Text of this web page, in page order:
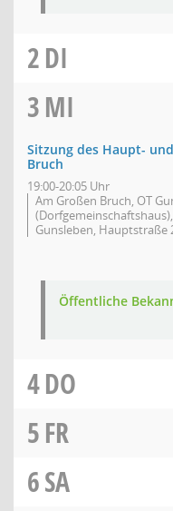
2DI
3MI
Sitzung des Haupt-
Bruch
19:00-20:05 Uhr
Am Großen Bruch, OT
Gunsleben, Hauptstraße
Öffentliche
4DO
5FR
6SA